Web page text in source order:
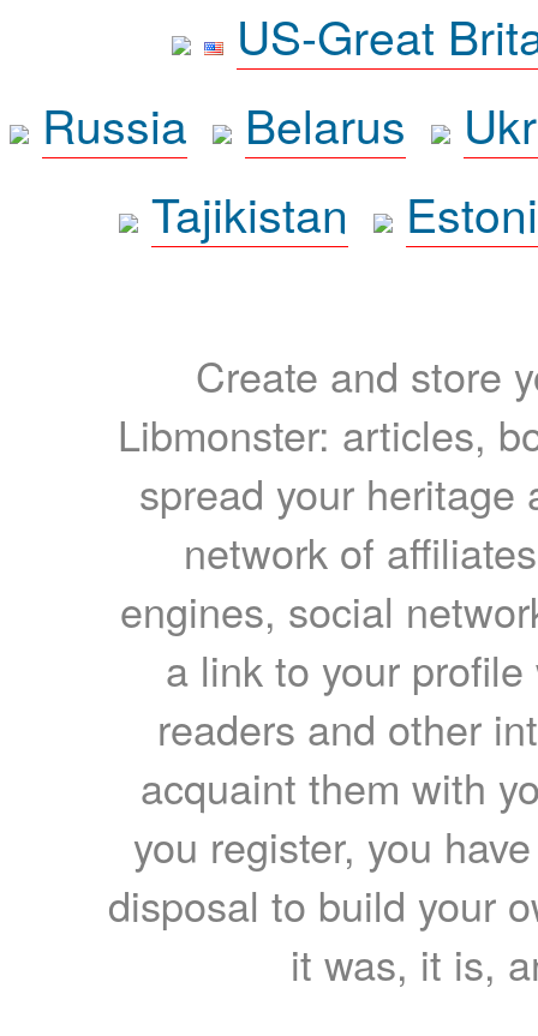
US-Great
Russia
Belarus
Tajikistan
Create and store
Libmonster: articles,
spread your heritage
network of
engines, social
a link to your
readers and other
acquaint them with
you register, you
disposal to build your
it was, it is,